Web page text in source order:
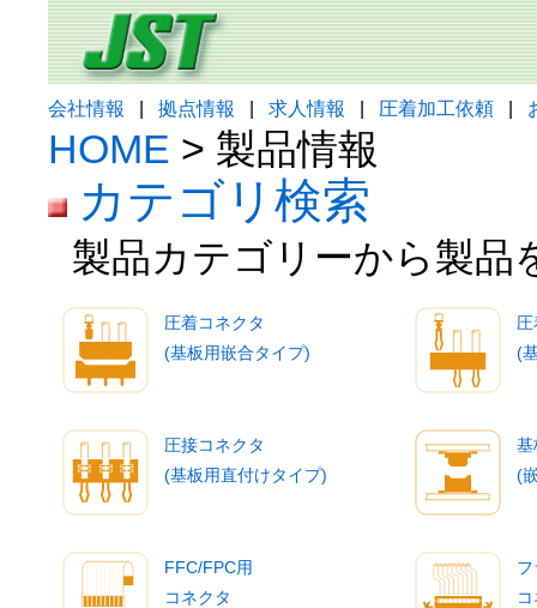
会社情報 拠点情報 求人情報 圧着加工依頼
HOME > 製品情報
カテゴリ検索
製品カテゴリーから製品
圧着コネクタ
(基板用嵌合タイプ)
(
圧接コネクタ
(基板用直付けタイプ)
基
(
FFC/FPC用
コネクタ